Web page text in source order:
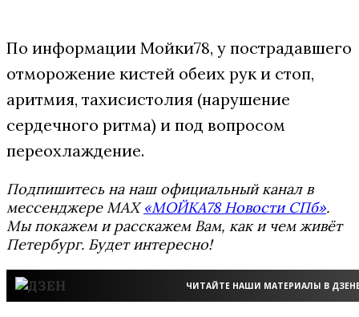
По информации Мойки78, у пострадавшего
отморожение кистей обеих рук и стоп,
аритмия, тахисистолия (нарушение
сердечного ритма) и под вопросом
переохлаждение.
Подпишитесь на наш официальный канал в
мессенджере MAX«МОЙКА78 Новости СПб».
Мы покажем и расскажем Вам, как и чем живёт
Петербург. Будет интересно!
ЧИТАЙТЕ НАШИ МАТЕРИАЛЫ В